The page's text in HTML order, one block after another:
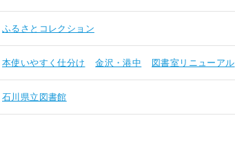
ふるさとコレクション
本使いやすく仕分け 金沢・港中 図書室リニューアル
石川県立図書館